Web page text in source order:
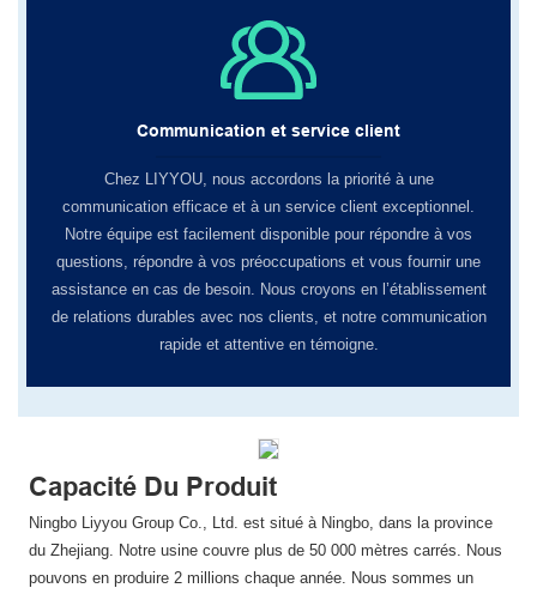
Communication et service client
Chez LIYYOU, ​​nous accordons la priorité à une
communication efficace et à un service client exceptionnel.
Notre équipe est facilement disponible pour répondre à vos
questions, répondre à vos préoccupations et vous fournir une
assistance en cas de besoin. Nous croyons en l’établissement
de relations durables avec nos clients, et notre communication
rapide et attentive en témoigne.
Capacité Du Produit
Ningbo Liyyou Group Co., Ltd. est situé à Ningbo, dans la province
du Zhejiang. Notre usine couvre plus de 50 000 mètres carrés. Nous
pouvons en produire 2 millions chaque année. Nous sommes un